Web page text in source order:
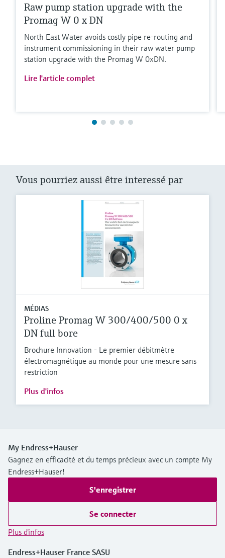
Raw pump station upgrade with the
Promag W 0 x DN
North East Water avoids costly pipe re-routing and
instrument commissioning in their raw water pump
station upgrade with the Promag W 0xDN.
Lire l'article complet
Vous pourriez aussi être interessé par
MÉDIAS
Proline Promag W 300/400/500 0 x
DN full bore
Brochure Innovation - Le premier débitmètre
électromagnétique au monde pour une mesure sans
restriction
Plus d'infos
My Endress+Hauser
Gagnez en efficacité et du temps précieux avec un compte My
Endress+Hauser!
S'enregistrer
Se connecter
Plus d'infos
Endress+Hauser France SASU